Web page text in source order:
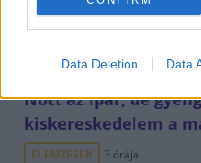
Data Deletion Data
ELEMZÉSEK 3 órája
Nőtt az ipar, de
kiskereskedelem a
ELEMZÉSEK 3 órája